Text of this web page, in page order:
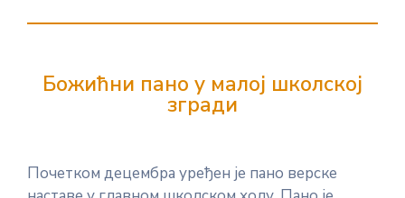
Б​ожићни пано у малој школској
згради
Почетком децембра уређен је пано верске